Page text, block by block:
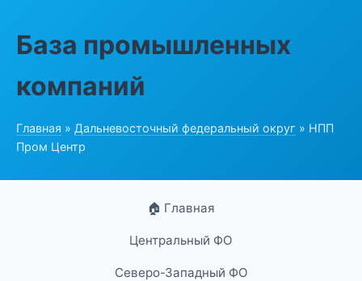
База промышленных
компаний
Главная » Дальневосточный федеральный округ » НПП
Пром Центр
🏠 Главная
Центральный ФО
Северо-Западный ФО